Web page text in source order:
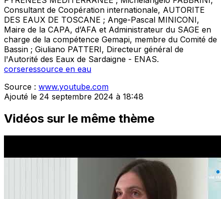
Consultant de Coopération internationale, AUTORITE
DES EAUX DE TOSCANE ; Ange-Pascal MINICONI,
Maire de la CAPA, d’AFA et Administrateur du SAGE en
charge de la compétence Gemapi, membre du Comité de
Bassin ; Giuliano PATTERI, Directeur général de
l'Autorité des Eaux de Sardaigne - ENAS.
corseressource en eau
Source : www.youtube.com
Ajouté le 24 septembre 2024 à 18:48
Vidéos sur le même thème